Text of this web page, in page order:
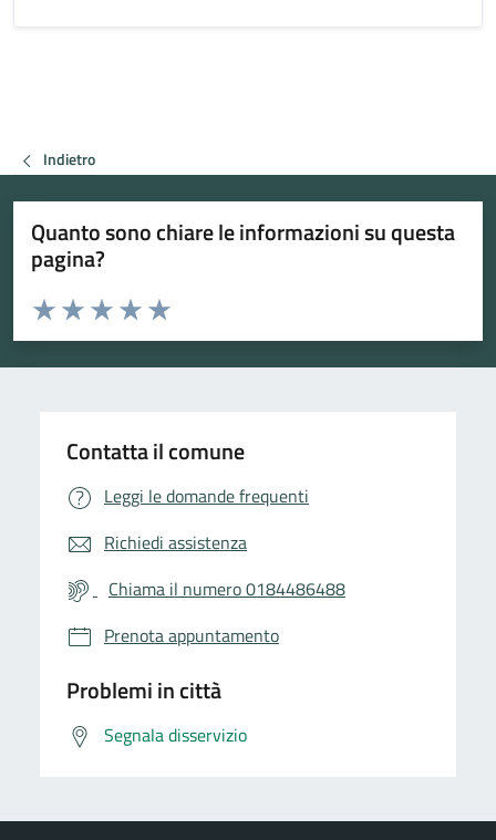
Indietro
Quanto sono chiare le informazioni su questa
pagina?
Valuta da 1 a 5 stelle la pagina
Valuta 5 stelle su 5
Valuta 4 stelle su 5
Valuta 3 stelle su 5
Valuta 2 stelle su 5
Valuta 1 stelle su 5
Contatta il comune
Leggi le domande frequenti
Richiedi assistenza
Chiama il numero 0184486488
Prenota appuntamento
Problemi in città
Segnala disservizio